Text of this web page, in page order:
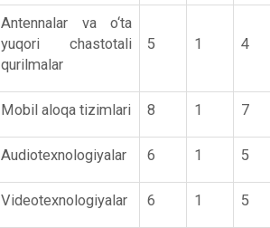
Antennalar va o‘ta
yuqori chastotali
qurilmalar
5 1 4
Mobil aloqa tizimlari 8 1 7
Audiotexnologiyalar 6 1 5
Videotexnologiyalar 6 1 5